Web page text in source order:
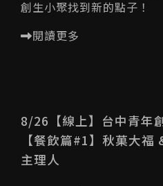
創生小聚找到新的點子！
閱讀更多
8/26【線上】台中青年
【餐飲篇#1】秋菓大
主理人